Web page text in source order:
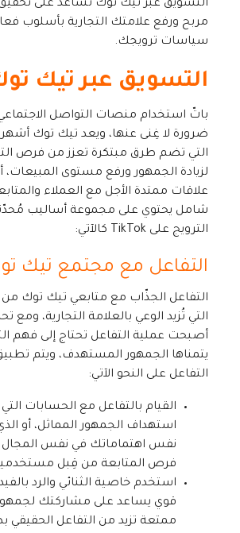
التسويق عبر تيك توك تساعد على
مربح ورفع علامتك التجارية بأسلوب
سياسات ترويجك.
التسويق عبر تيك
باتّ استخدام منصات التواصل
ضرورة لا غِنى عنها، ويعد تيك توك أشهر
التي تضم طرق مبتكرة تعزز من فرص
لزيادة الجمهور ورفع مستوى المبيعات،
علاقات ممتدة الأجل مع العملاء
شامل يحتوي على مجموعة أساليب
الترويج على TikTok كالآتي:
التفاعل مع مجتمع تيك
التفاعل الجذّاب مع متابعي تيك توك
التي تُزيد الوعي بالعلامة التجارية، ومع
أصبحت عملية التفاعل تحتاج إلى فهم
يتمناها الجمهور المستهدف، ويتم
التفاعل على النحو الآتي:
القيام بالتفاعل مع الحسابات التي
استهداف الجمهور المماثل، أو
نفس اهتماماتك في نفس المجال
فرص المتابعة من قِبل
استخدم خاصية الثنائي والرد
قوي يساعد على مشاركتك
ممتعة تزيد من التفاعل الحقيقي